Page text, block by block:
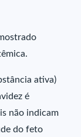
ativa)
é
não indicam
do feto